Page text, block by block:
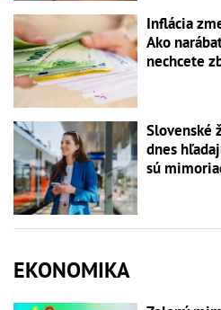
Inflácia
Ako
nechcete
Slovenské
dnes
sú
EKONOMIKA